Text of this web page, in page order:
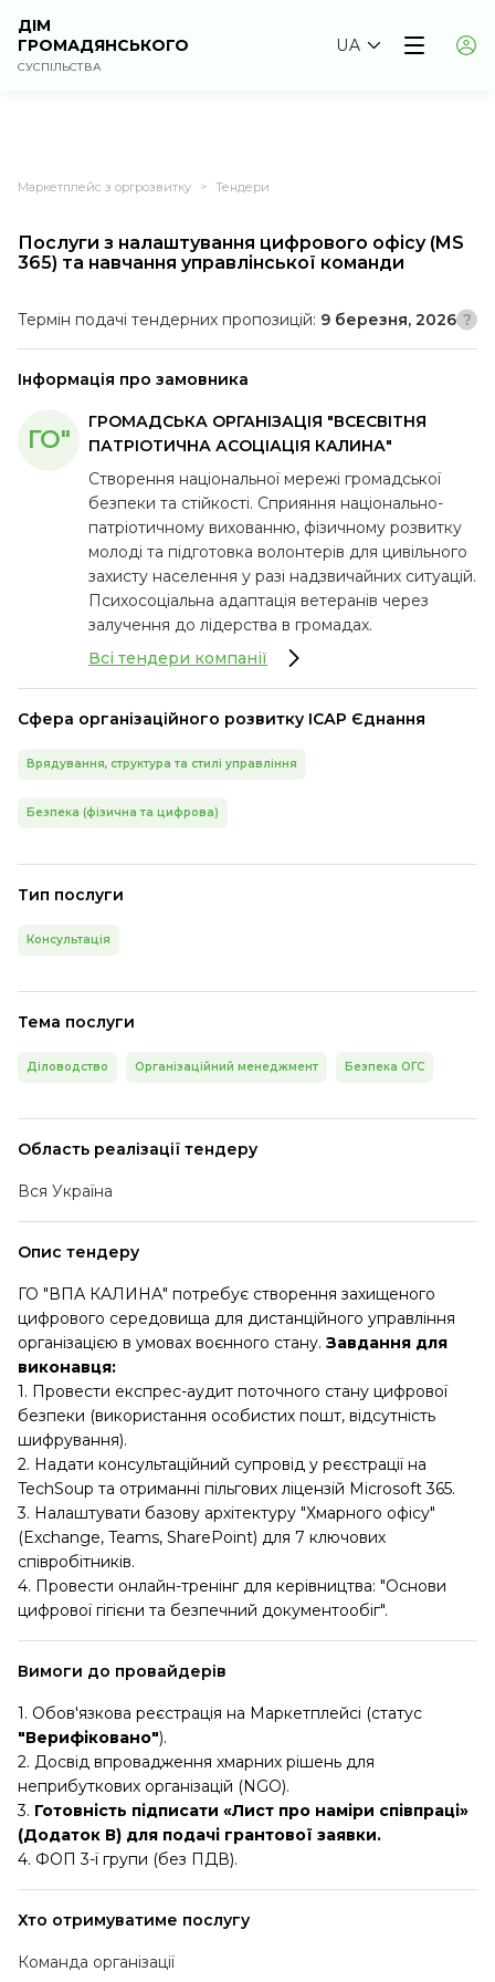
ДІМ
ГРОМАДЯНСЬКОГО
СУСПІЛЬСТВА
UA
Маркетплейс з оргрозвитку > Тендери
Послуги з налаштування цифрового офісу (MS
365) та навчання управлінської команди
Термін подачі тендерних пропозицій: 9 березня, 2026
Інформація про замовника
ГО"
ГРОМАДСЬКА ОРГАНІЗАЦІЯ "ВСЕСВІТНЯ
ПАТРІОТИЧНА АСОЦІАЦІЯ КАЛИНА"
Створення національної мережі громадської
безпеки та стійкості. Сприяння національно-
патріотичному вихованню, фізичному розвитку
молоді та підготовка волонтерів для цивільного
захисту населення у разі надзвичайних ситуацій.
Психосоціальна адаптація ветеранів через
залучення до лідерства в громадах.
Всі тендери компанії
Сфера організаційного розвитку ІСАР Єднання
Врядування, структура та стилі управління
Безпека (фізична та цифрова)
Тип послуги
Консультація
Тема послуги
Діловодство Організаційний менеджмент Безпека ОГС
Область реалізації тендеру
Вся Україна
Опис тендеру
ГО "ВПА КАЛИНА" потребує створення захищеного
цифрового середовища для дистанційного управління
організацією в умовах воєнного стану. Завдання для
виконавця:
1. Провести експрес-аудит поточного стану цифрової
безпеки (використання особистих пошт, відсутність
шифрування).
2. Надати консультаційний супровід у реєстрації на
TechSoup та отриманні пільгових ліцензій Microsoft 365.
3. Налаштувати базову архітектуру "Хмарного офісу"
(Exchange, Teams, SharePoint) для 7 ключових
співробітників.
4. Провести онлайн-тренінг для керівництва: "Основи
цифрової гігієни та безпечний документообіг".
Вимоги до провайдерів
1. Обов'язкова реєстрація на Маркетплейсі (статус
"Верифіковано").
2. Досвід впровадження хмарних рішень для
неприбуткових організацій (NGO).
3. Готовність підписати «Лист про наміри співпраці»
(Додаток В) для подачі грантової заявки.
4. ФОП 3-ї групи (без ПДВ).
Хто отримуватиме послугу
Команда організації